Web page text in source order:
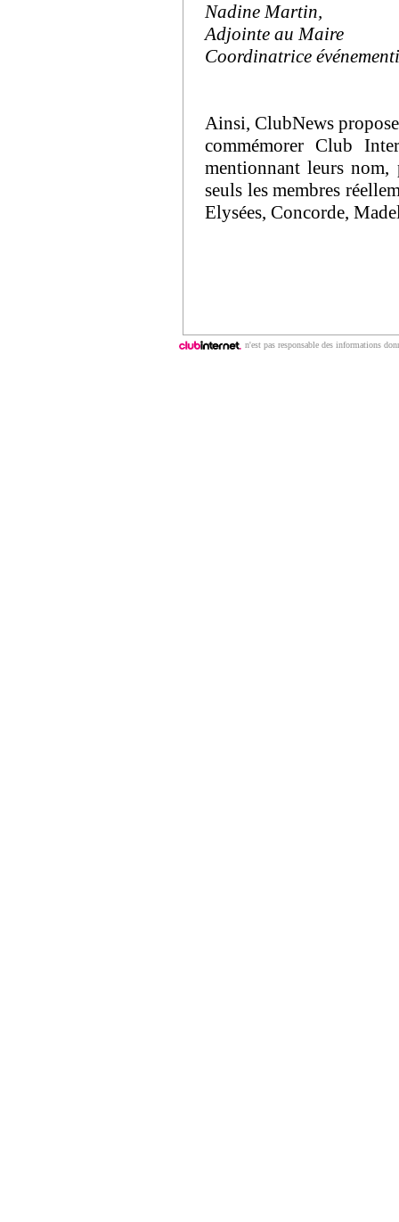
Nadine Martin,
Adjointe au Maire
Coordinatrice
Ainsi, ClubNews
commémorer Club
mentionnant leurs nom,
seuls les membres
Elysées, Concorde,
n'est pas responsable des informations